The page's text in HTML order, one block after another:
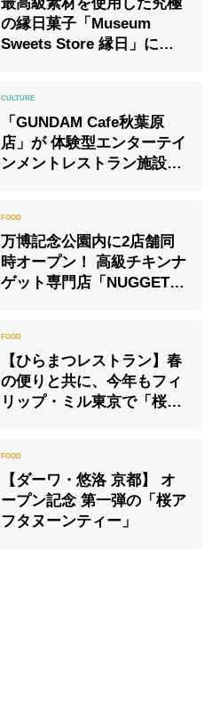
の縁⽇菓⼦「Museum
Sweets Store 縁⽇」にて
「GUNDAM Cafe秋葉原
店」が 体験型エンターテイ
ンメントレストラン施設に
CORE』 2020年7月31日
（金）オープン
万博記念公園内に2店舗同
時オープン！ 高級チキンナ
ゲット専門店「NUGGET
した 憩いの空間「LIVING
PARK」＆カフェ
「WEST」
【ひらまつレストラン】春
の便りと共に、今年もフィ
リップ・ミル東京で「桜」
【ダーワ・悠洛 京都】 オ
ープン記念 第一弾の「桜ア
フタヌーンティー」